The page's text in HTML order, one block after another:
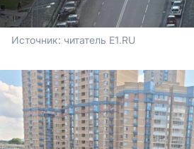
Источник: читатель E1.RU